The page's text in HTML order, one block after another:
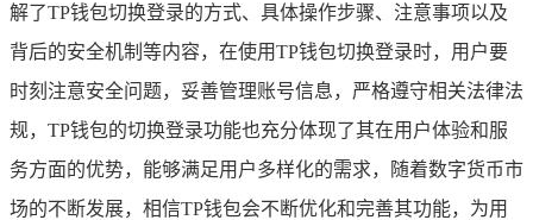
解了TP钱包切换登录的方式、具体操作步骤、注意事项以及
背后的安全机制等内容，在使用TP钱包切换登录时，用户要
时刻注意安全问题，妥善管理账号信息，严格遵守相关法律法
规，TP钱包的切换登录功能也充分体现了其在用户体验和服
务方面的优势，能够满足用户多样化的需求，随着数字货币市
场的不断发展，相信TP钱包会不断优化和完善其功能，为用